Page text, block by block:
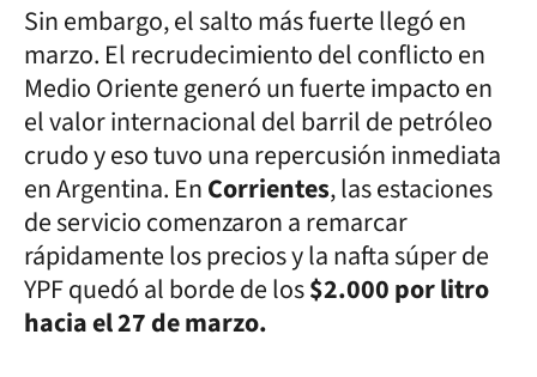
Sin embargo, el salto más fuerte llegó en
marzo. El recrudecimiento del conflicto en
Medio Oriente generó un fuerte impacto en
el valor internacional del barril de petróleo
crudo y eso tuvo una repercusión inmediata
en Argentina. EnCorrientes, las estaciones
de servicio comenzaron a remarcar
rápidamente los precios y la nafta súper de
YPF quedó al borde de los$2.000 por litro
hacia el 27 de marzo.